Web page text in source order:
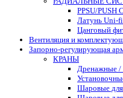
PPSU/PUSH
Латунь Uni-
Цанговый
Вентиляция и
Запорно-регулирующая
КРАНЫ
Дренажные /
Шаровые